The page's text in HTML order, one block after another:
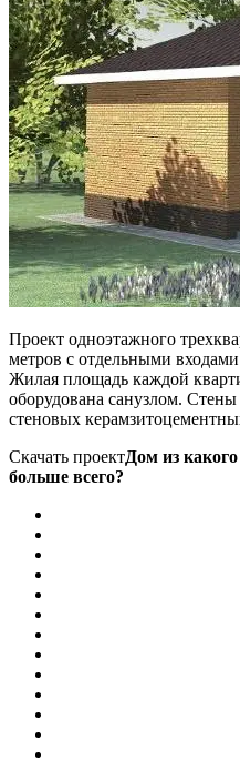
Проект одноэтажного
метров с отдельными
Жилая площадь каждой
оборудована санузлом.
стеновых
Скачать проектДом из
больше всего?